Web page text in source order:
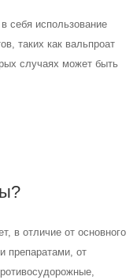
себя использование
таких как вальпроат
случаях может быть
в отличие от основного
препаратами, от